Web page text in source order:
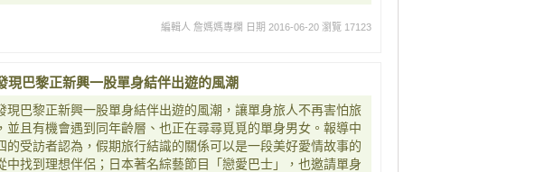
編輯人 詹媽媽專欄 日期 2016-06-20 瀏覽 17123
現巴黎正新興一股單身結伴出遊的風潮
現巴黎正新興一股單身結伴出遊的風潮，讓單身旅人不再害怕旅
並且有機會遇到同年齡層、也正在尋尋覓覓的單身男女。報導中
的受訪者認為，假期旅行結識的關係可以是一段美好愛情故事的
中找到理想伴侶；日本著名綜藝節目「戀愛巴士」，也邀請單身